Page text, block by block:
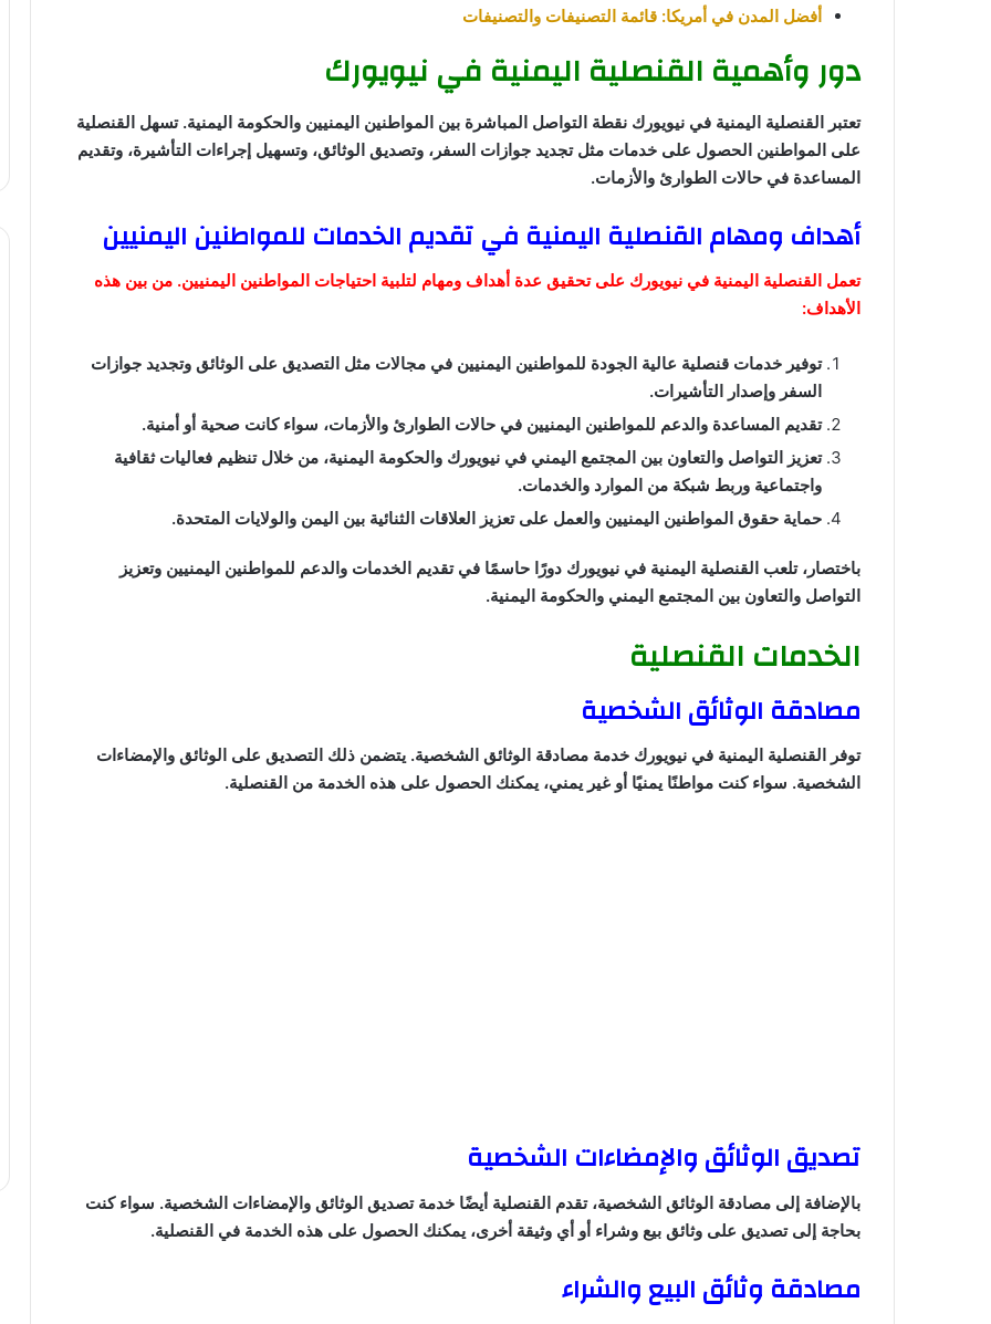
أفضل المدن في أمريكا: قائمة التصنيفات والتصنيفات
دور وأهمية القنصلية اليمنية في نيويورك
تعتبر القنصلية اليمنية في نيويورك نقطة التواصل المباشرة بين المواطنين اليمنيين والحكومة اليمنية. تسهل القنصلية
على المواطنين الحصول على خدمات مثل تجديد جوازات السفر، وتصديق الوثائق، وتسهيل إجراءات التأشيرة، وتقديم
المساعدة في حالات الطوارئ والأزمات.
أهداف ومهام القنصلية اليمنية في تقديم الخدمات للمواطنين اليمنيين
تعمل القنصلية اليمنية في نيويورك على تحقيق عدة أهداف ومهام لتلبية احتياجات المواطنين اليمنيين. من بين هذه
الأهداف:
توفير خدمات قنصلية عالية الجودة للمواطنين اليمنيين في مجالات مثل التصديق على الوثائق وتجديد جوازات
السفر وإصدار التأشيرات.
تقديم المساعدة والدعم للمواطنين اليمنيين في حالات الطوارئ والأزمات، سواء كانت صحية أو أمنية.
تعزيز التواصل والتعاون بين المجتمع اليمني في نيويورك والحكومة اليمنية، من خلال تنظيم فعاليات ثقافية
واجتماعية وربط شبكة من الموارد والخدمات.
حماية حقوق المواطنين اليمنيين والعمل على تعزيز العلاقات الثنائية بين اليمن والولايات المتحدة.
باختصار، تلعب القنصلية اليمنية في نيويورك دورًا حاسمًا في تقديم الخدمات والدعم للمواطنين اليمنيين وتعزيز
التواصل والتعاون بين المجتمع اليمني والحكومة اليمنية.
الخدمات القنصلية
مصادقة الوثائق الشخصية
توفر القنصلية اليمنية في نيويورك خدمة مصادقة الوثائق الشخصية. يتضمن ذلك التصديق على الوثائق والإمضاءات
الشخصية. سواء كنت مواطنًا يمنيًا أو غير يمني، يمكنك الحصول على هذه الخدمة من القنصلية.
تصديق الوثائق والإمضاءات الشخصية
بالإضافة إلى مصادقة الوثائق الشخصية، تقدم القنصلية أيضًا خدمة تصديق الوثائق والإمضاءات الشخصية. سواء كنت
بحاجة إلى تصديق على وثائق بيع وشراء أو أي وثيقة أخرى، يمكنك الحصول على هذه الخدمة في القنصلية.
مصادقة وثائق البيع والشراء